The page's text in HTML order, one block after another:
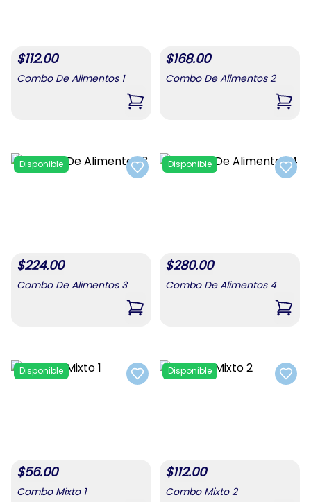
$112.00
Combo De Alimentos 1
,Combo De Alimentos 1
$168.00
Combo De Alimentos 2
,
Add to favorites
Disponible
$224.00
Combo De Alimentos 3
,Combo De Alimentos 3
Add
Disponible
$280.00
Combo De Alimentos 4
,
Add to favorites
Disponible
$56.00
Combo Mixto 1
Add
Disponible
$112.00
Combo Mixto 2